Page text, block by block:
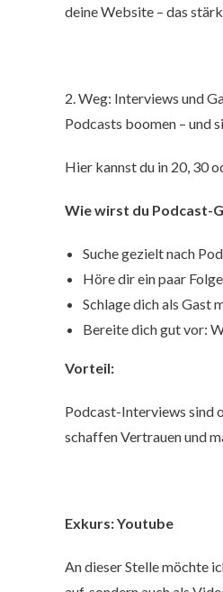
deine Website – das
2. Weg: Interviews und
Podcasts boomen – und
Hier kannst du in 20, 30
Wie wirst du Podcast-
Suche gezielt nach
Höre dir ein paar
Schlage dich als Gast
Bereite dich gut vor:
Vorteil:
Podcast-Interviews sind
schaffen Vertrauen und
Exkurs: Youtube
An dieser Stelle möchte